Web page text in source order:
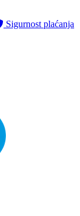
Sigurnost plaćanja